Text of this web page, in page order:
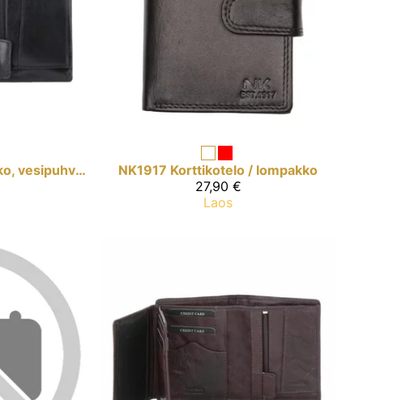
Musta lompakko, vesipuhveli
NK1917 Korttikotelo / lompakko
27,90 €
Laos